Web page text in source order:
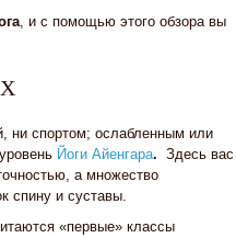
, и с помощью этого обзора вы
ни спортом; ослабленным или
Йоги Айенгара. Здесь вас
а множество
спину и суставы.
«первые» классы